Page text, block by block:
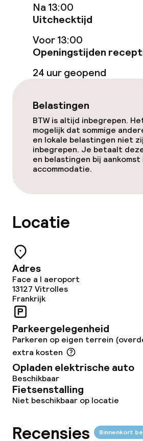
Zwemmen & wellness
Privé zwembad
Zoetwater
Parasols
Solarium
Spacentrum
Fitnessruimte / gym
Entertainment
TV lounge
Eet- en drinkgelegenheden
Restaurant
Bar
Eet- en drinkdiensten
Na 13:00
Uitchecktijd
Voor 13:00
Openingstijden
24 uur geopend
Belastingen
BTW is altijd inbegrepen.
mogelijk dat sommige
en lokale belastingen niet
inbegrepen. Je betaalt
en belastingen bij aankomst
accommodatie.
Locatie
Adres
Face a l aeroport
13127 Vitrolles
Frankrijk
Parkeergelegenheid
Parkeren op eigen terrein
extra kosten
Opladen elektrische auto
Beschikbaar
Fietsenstalling
Niet beschikbaar op locatie
Recensies Binnenkort